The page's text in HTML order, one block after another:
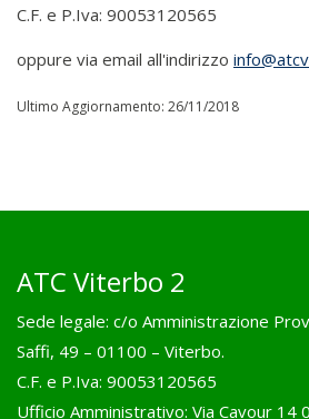
C.F. e P.Iva: 90053120565
oppure via email all'indirizzo
Ultimo Aggiornamento: 26/11/2018
ATC Viterbo 2
Sede legale: c/o Amministrazione
Saffi, 49 – 01100 – Viterbo.
C.F. e P.Iva: 90053120565
Ufficio Amministrativo: Via Cavour 14